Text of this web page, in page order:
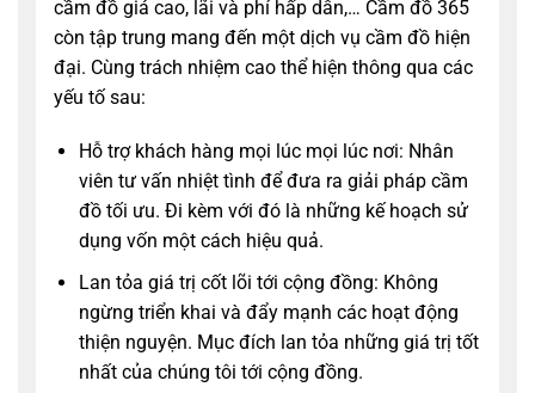
cầm đồ giá cao, lãi và phí hấp dẫn,… Cầm đồ 365
còn tập trung mang đến một dịch vụ cầm đồ hiện
đại. Cùng trách nhiệm cao thể hiện thông qua các
yếu tố sau:
Hỗ trợ khách hàng mọi lúc mọi lúc nơi: Nhân
viên tư vấn nhiệt tình để đưa ra giải pháp cầm
đồ tối ưu. Đi kèm với đó là những kế hoạch sử
dụng vốn một cách hiệu quả.
Lan tỏa giá trị cốt lõi tới cộng đồng: Không
ngừng triển khai và đẩy mạnh các hoạt động
thiện nguyện. Mục đích lan tỏa những giá trị tốt
nhất của chúng tôi tới cộng đồng.